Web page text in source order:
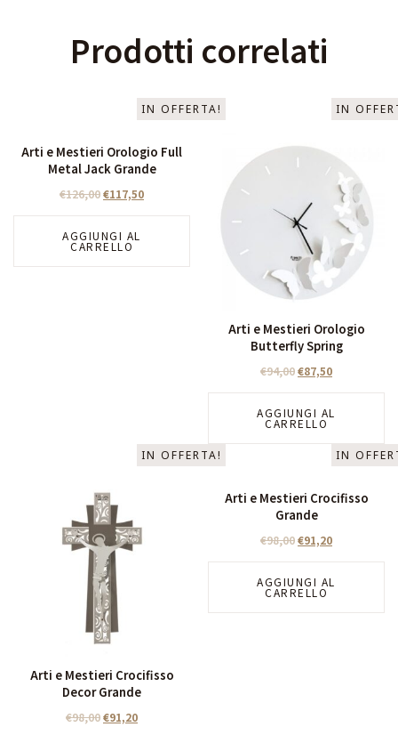
Prodotti correlati
IN OFFERTA!
Arti e Mestieri Orologio Full
Metal Jack Grande
€126,00€117,50
AGGIUNGI AL
CARRELLO
IN
Arti e Mestieri Orologio
Butterfly Spring
€94,00€87,50
AGGIUNGI AL
CARRELLO
IN OFFERTA!
Arti e Mestieri Crocifisso
Decor Grande
€98,00€91,20
IN
Arti e Mestieri Crocifisso
Grande
€98,00€91,20
AGGIUNGI AL
CARRELLO